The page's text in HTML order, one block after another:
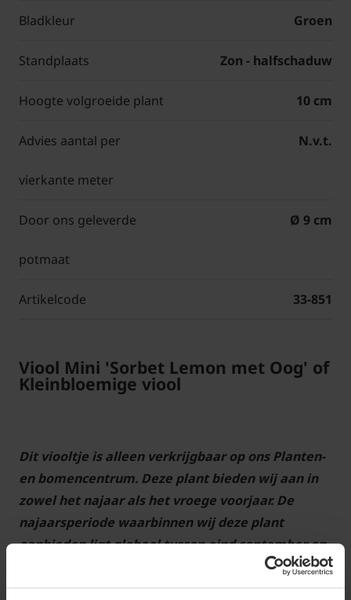
Bladkleur Groen
Standplaats Zon - halfschaduw
Hoogte volgroeide plant 10 cm
Advies aantal per
vierkante meter
N.v.t.
Door ons geleverde
potmaat
Ø 9 cm
Artikelcode 33-851
Viool Mini 'Sorbet Lemon met Oog' of
Kleinbloemige viool
Dit viooltje is alleen verkrijgbaar op ons Planten-
en bomencentrum. Deze plant bieden wij aan in
zowel het najaar als het vroege voorjaar. De
najaarsperiode waarbinnen wij deze plant
aanbieden ligt globaal tussen eind september en
midden november; in het voorjaar tussen de
midden/eind februari en eind maart. Zie